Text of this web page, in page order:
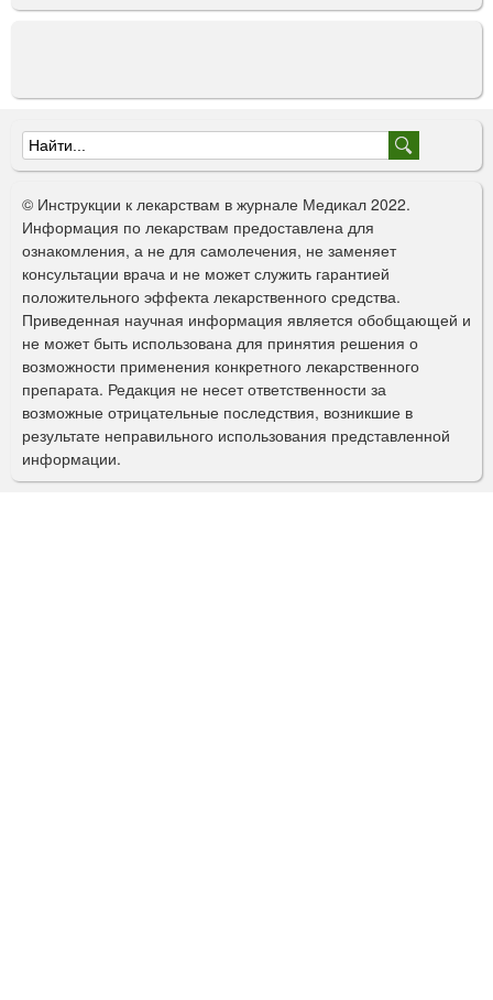
Ф
о
р
м
а
п
о
и
с
к
© Инструкции к лекарствам в журнале Медикал 2022.
Информация по лекарствам предоставлена для
ознакомления, а не для самолечения, не заменяет
консультации врача и не может служить гарантией
положительного эффекта лекарственного средства.
Приведенная научная информация является обобщающей и
не может быть использована для принятия решения о
возможности применения конкретного лекарственного
препарата. Редакция не несет ответственности за
возможные отрицательные последствия, возникшие в
результате неправильного использования представленной
информации.